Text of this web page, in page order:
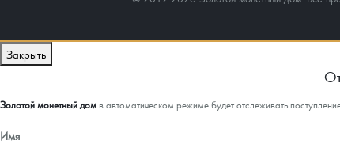
Закрыть
Золотой монетный домв автоматическом режиме будет отслеживать
Имя